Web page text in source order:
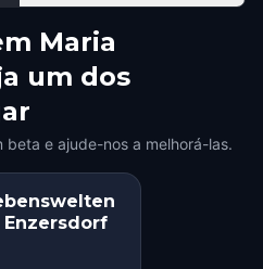
Maria
um dos
beta e ajude-nos a melhorá-las.
Enzersdorf